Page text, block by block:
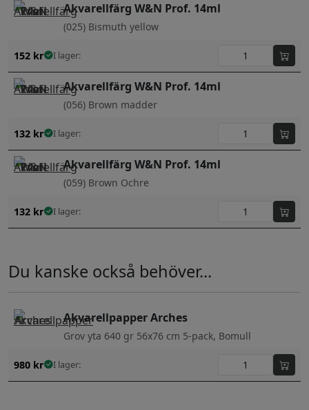
Akvarellfärg W&N Prof. 14ml
(025) Bismuth yellow
152 kr I lager:
Akvarellfärg W&N Prof. 14ml
(056) Brown madder
132 kr I lager:
Akvarellfärg W&N Prof. 14ml
(059) Brown Ochre
132 kr I lager:
Du kanske också behöver...
Akvarellpapper Arches
Grov yta 640 gr 56x76 cm 5-pack, Bomull
980 kr I lager: